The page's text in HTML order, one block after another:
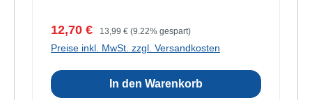
Verkaufspreis:
12,70 € Regulärer Preis:
13,99 € (9.22% gespart)
Preise inkl. MwSt. zzgl. Versandkosten
In den Warenkorb